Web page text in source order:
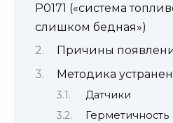
Р0171 («система
слишком бедная»)
Причины
Методика
Датчики
Герметичность